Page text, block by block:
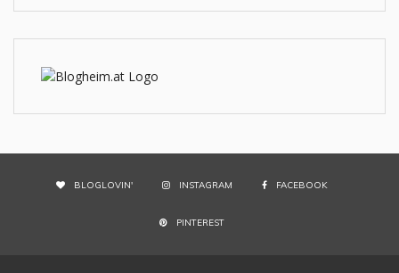
BLOGLOVIN' INSTAGRAM FACEBOOK
PINTEREST